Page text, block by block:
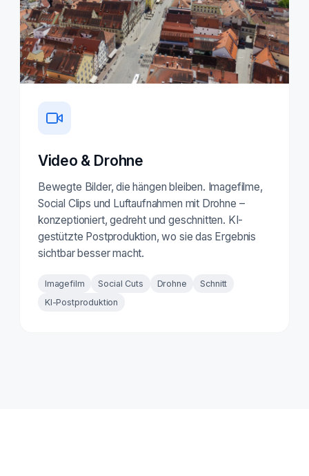
Video & Drohne
Bewegte Bilder, die hängen bleiben. Imagefilme,
Social Clips und Luftaufnahmen mit Drohne –
konzeptioniert, gedreht und geschnitten. KI-
gestützte Postproduktion, wo sie das Ergebnis
sichtbar besser macht.
Imagefilm Social Cuts Drohne
Schnitt
KI-Postproduktion